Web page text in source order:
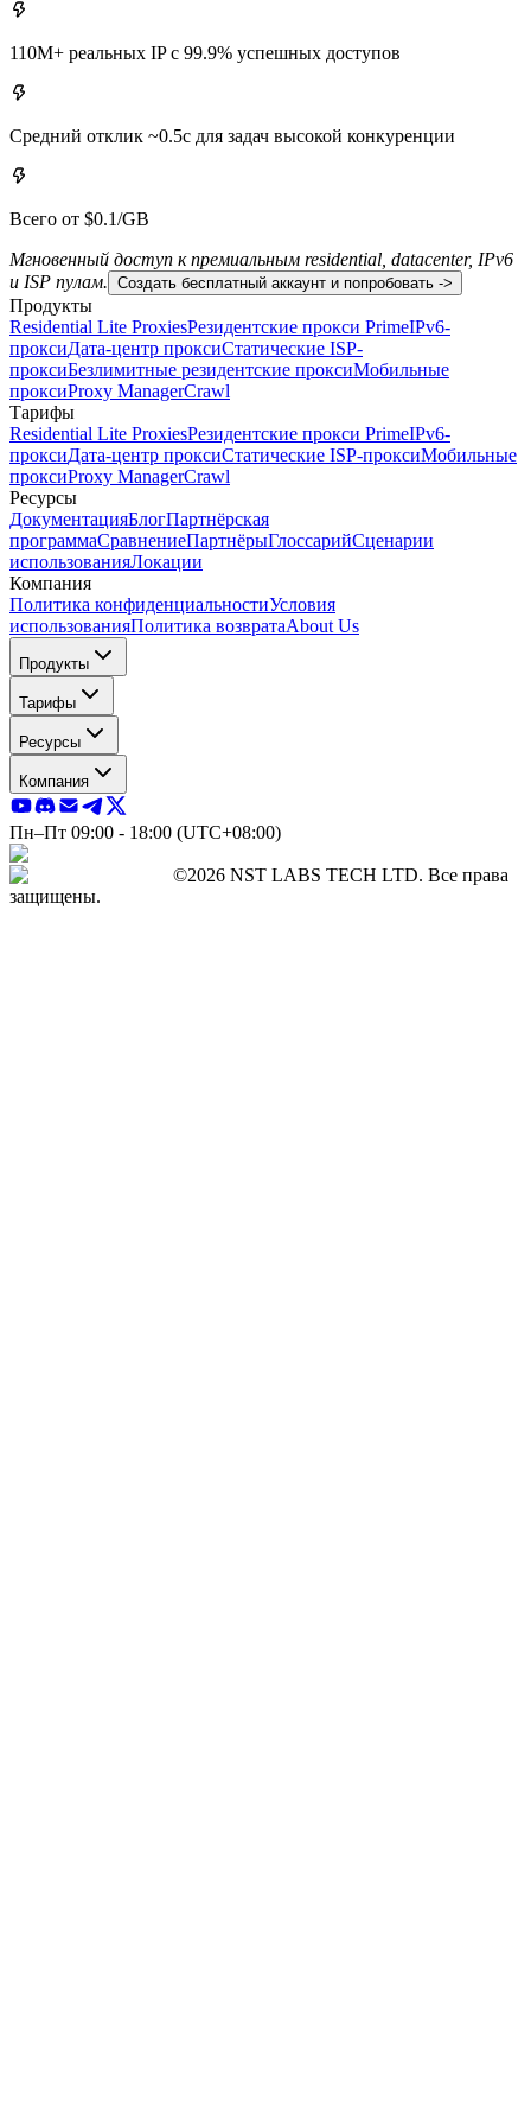
110M+ реальных IP с 99.9% успешных доступов
Средний отклик ~0.5с для задач высокой конкуренции
Всего от $0.1/GB
Мгновенный доступ к премиальным residential, datacenter, IPv6
и ISP пулам. Создать бесплатный аккаунт и попробовать ->
Продукты
Residential Lite ProxiesРезидентские прокси PrimeIPv6-
проксиДата-центр проксиСтатические ISP-
проксиБезлимитные резидентские проксиМобильные
проксиProxy ManagerCrawl
Тарифы
Residential Lite ProxiesРезидентские прокси PrimeIPv6-
проксиДата-центр проксиСтатические ISP-проксиМобильные
проксиProxy ManagerCrawl
Ресурсы
ДокументацияБлогПартнёрская
программаСравнениеПартнёрыГлоссарийСценарии
использованияЛокации
Компания
Политика конфиденциальностиУсловия
использованияПолитика возвратаAbout Us
Продукты
Тарифы
Ресурсы
Компания
Пн–Пт 09:00 - 18:00 (UTC+08:00)
©2026 NST LABS TECH LTD. Все права
защищены.